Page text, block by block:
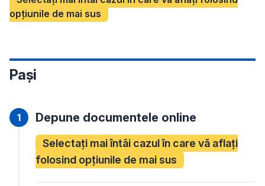
opțiunile de mai sus
Pași
Depune documentele online
Selectați mai întâi cazul în care vă aflați
folosind opțiunile de mai sus